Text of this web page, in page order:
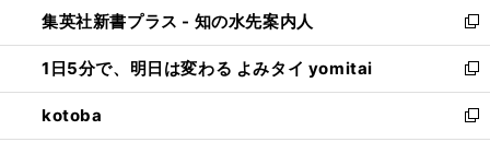
く
ド
ウ
で
開
く
ィ
ン
ド
ウ
で
開
い
ウ
ィ
ン
ド
集英社新書プラス - 知の水先案内人
新
し
い
ウ
ィ
1日5分で、明日は変わる よみタイ yomitai
新
し
い
kotoba
新